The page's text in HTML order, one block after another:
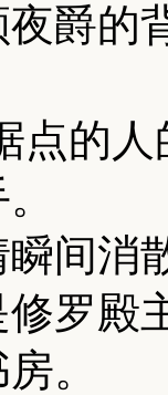
爵的
点的
间消
罗殿
。